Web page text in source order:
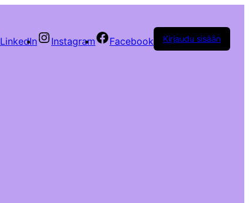
LinkedIn Instagram Facebook Kirjaudu sisään